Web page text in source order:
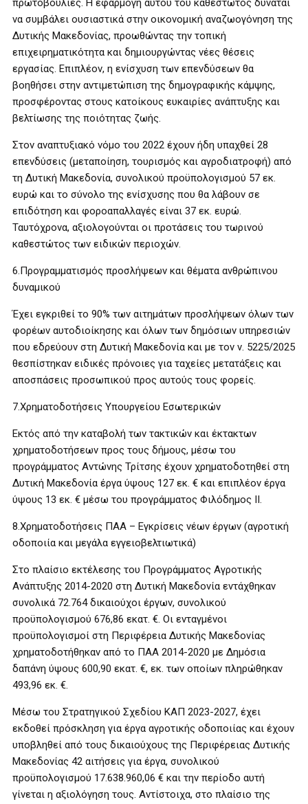
πρωτοβουλίες. Η εφαρμογή αυτού του καθεστώτος δύναται
να συμβάλει ουσιαστικά στην οικονομική αναζωογόνηση της
Δυτικής Μακεδονίας, προωθώντας την τοπική
επιχειρηματικότητα και δημιουργώντας νέες θέσεις
εργασίας. Επιπλέον, η ενίσχυση των επενδύσεων θα
βοηθήσει στην αντιμετώπιση της δημογραφικής κάμψης,
προσφέροντας στους κατοίκους ευκαιρίες ανάπτυξης και
βελτίωσης της ποιότητας ζωής.
Στον αναπτυξιακό νόμο του 2022 έχουν ήδη υπαχθεί 28
επενδύσεις (μεταποίηση, τουρισμός και αγροδιατροφή) από
τη Δυτική Μακεδονία, συνολικού προϋπολογισμού 57 εκ.
ευρώ και το σύνολο της ενίσχυσης που θα λάβουν σε
επιδότηση και φοροαπαλλαγές είναι 37 εκ. ευρώ.
Ταυτόχρονα, αξιολογούνται οι προτάσεις του τωρινού
καθεστώτος των ειδικών περιοχών.
6.Προγραμματισμός προσλήψεων και θέματα ανθρώπινου
δυναμικού
Έχει εγκριθεί το 90% των αιτημάτων προσλήψεων όλων των
φορέων αυτοδιοίκησης και όλων των δημόσιων υπηρεσιών
που εδρεύουν στη Δυτική Μακεδονία και με τον ν. 5225/2025
θεσπίστηκαν ειδικές πρόνοιες για ταχείες μετατάξεις και
αποσπάσεις προσωπικού προς αυτούς τους φορείς.
7.Χρηματοδοτήσεις Υπουργείου Εσωτερικών
Εκτός από την καταβολή των τακτικών και έκτακτων
χρηματοδοτήσεων προς τους δήμους, μέσω του
προγράμματος Αντώνης Τρίτσης έχουν χρηματοδοτηθεί στη
Δυτική Μακεδονία έργα ύψους 127 εκ. € και επιπλέον έργα
ύψους 13 εκ. € μέσω του προγράμματος Φιλόδημος ΙΙ.
8.Χρηματοδοτήσεις ΠΑΑ – Εγκρίσεις νέων έργων (αγροτική
οδοποιία και μεγάλα εγγειοβελτιωτικά)
Στο πλαίσιο εκτέλεσης του Προγράμματος Αγροτικής
Ανάπτυξης 2014-2020 στη Δυτική Μακεδονία εντάχθηκαν
συνολικά 72.764 δικαιούχοι έργων, συνολικού
προϋπολογισμού 676,86 εκατ. €. Οι ενταγμένοι
προϋπολογισμοί στη Περιφέρεια Δυτικής Μακεδονίας
χρηματοδοτήθηκαν από το ΠΑΑ 2014-2020 με Δημόσια
δαπάνη ύψους 600,90 εκατ. €, εκ. των οποίων πληρώθηκαν
493,96 εκ. €.
Μέσω του Στρατηγικού Σχεδίου ΚΑΠ 2023-2027, έχει
εκδοθεί πρόσκληση για έργα αγροτικής οδοποιίας και έχουν
υποβληθεί από τους δικαιούχους της Περιφέρειας Δυτικής
Μακεδονίας 42 αιτήσεις για έργα, συνολικού
προϋπολογισμού 17.638.960,06 € και την περίοδο αυτή
γίνεται η αξιολόγηση τους. Αντίστοιχα, στο πλαίσιο της